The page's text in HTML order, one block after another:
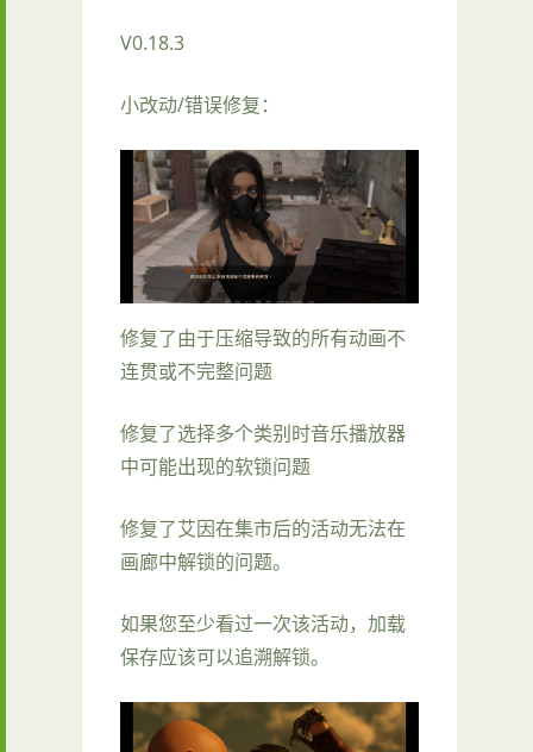
V0.18.3
小改动/错误修复：
修复了由于压缩导致的所有动画不
连贯或不完整问题
修复了选择多个类别时音乐播放器
中可能出现的软锁问题
修复了艾因在集市后的活动无法在
画廊中解锁的问题。
如果您至少看过一次该活动，加载
保存应该可以追溯解锁。